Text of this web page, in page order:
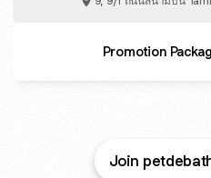
Promotion
Join